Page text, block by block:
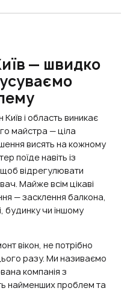
— швидко
Київ і область виникає
майстра — ціла
висять на кожному
поїде навіть із
відрегулювати
Майже всім цікаві
— засклення балкона,
будинку чи іншому
вікон, не потрібно
разу. Ми називаємо
компанія з
найменших проблем та